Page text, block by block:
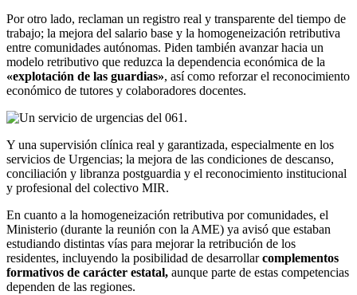
Por otro lado, reclaman un registro real y transparente del tiempo de
trabajo; la mejora del salario base y la homogeneización retributiva
entre comunidades autónomas. Piden también avanzar hacia un
modelo retributivo que reduzca la dependencia económica de la
«explotación de las guardias», así como reforzar el reconocimiento
económico de tutores y colaboradores docentes.
Y una supervisión clínica real y garantizada, especialmente en los
servicios de Urgencias; la mejora de las condiciones de descanso,
conciliación y libranza postguardia y el reconocimiento institucional
y profesional del colectivo MIR.
En cuanto a la homogeneización retributiva por comunidades, el
Ministerio (durante la reunión con la AME) ya avisó que estaban
estudiando distintas vías para mejorar la retribución de los
residentes, incluyendo la posibilidad de desarrollarcomplementos
formativos de carácter estatal, aunque parte de estas competencias
dependen de las regiones.